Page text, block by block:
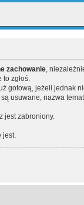
zachowanie,
zgłoś.
gotową, jeżeli jednak
usuwane, nazwa
jest zabroniony.
jest.